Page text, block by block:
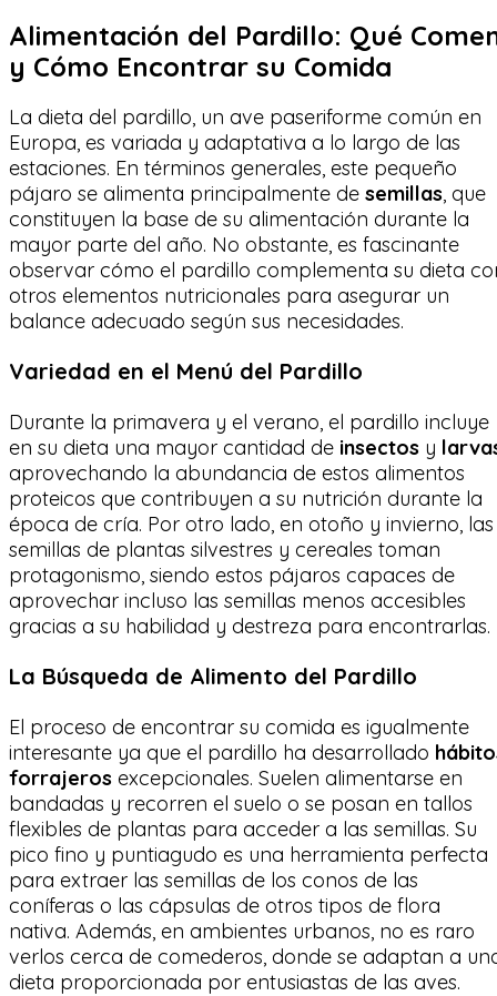
Alimentación del Pardillo: Qué
y Cómo Encontrar su Comida
La dieta del pardillo, un ave paseriforme común en
Europa, es variada y adaptativa a lo largo de las
estaciones. En términos generales, este pequeño
pájaro se alimenta principalmente de semillas, que
constituyen la base de su alimentación durante la
mayor parte del año. No obstante, es fascinante
observar cómo el pardillo complementa su dieta
otros elementos nutricionales para asegurar un
balance adecuado según sus necesidades.
Variedad en el Menú del Pardillo
Durante la primavera y el verano, el pardillo incluye
en su dieta una mayor cantidad de insectos y
aprovechando la abundancia de estos alimentos
proteicos que contribuyen a su nutrición durante la
época de cría. Por otro lado, en otoño y invierno, las
semillas de plantas silvestres y cereales toman
protagonismo, siendo estos pájaros capaces de
aprovechar incluso las semillas menos accesibles
gracias a su habilidad y destreza para encontrarlas.
La Búsqueda de Alimento del Pardillo
El proceso de encontrar su comida es igualmente
interesante ya que el pardillo ha desarrollado
forrajeros excepcionales. Suelen alimentarse en
bandadas y recorren el suelo o se posan en tallos
flexibles de plantas para acceder a las semillas. Su
pico fino y puntiagudo es una herramienta perfecta
para extraer las semillas de los conos de las
coníferas o las cápsulas de otros tipos de flora
nativa. Además, en ambientes urbanos, no es raro
verlos cerca de comederos, donde se adaptan a
dieta proporcionada por entusiastas de las aves.